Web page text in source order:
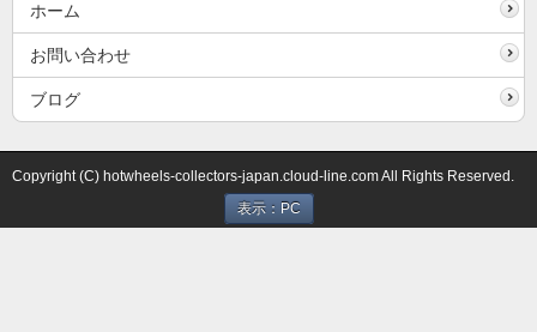
ホーム
お問い合わせ
ブログ
Copyright (C) hotwheels-collectors-japan.cloud-line.com All Rights Reserved.
表示：PC